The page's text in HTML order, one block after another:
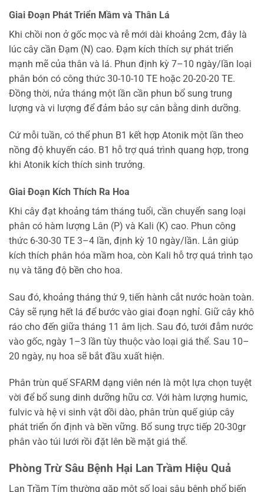
Giai Đoạn Phát Triển Mầm và Thân Lá
Khi chồi non ở gốc mọc và rễ mới dài khoảng 2cm, đây là
lúc cây cần Đạm (N) cao. Đạm kích thích sự phát triển
mạnh mẽ của thân và lá. Phun định kỳ 7–10 ngày/lần loại
phân bón có công thức 30-10-10 TE hoặc 20-20-20 TE.
Đồng thời, nửa tháng một lần cần phun bổ sung trung
lượng và vi lượng để đảm bảo sự cân bằng dinh dưỡng.
Cứ mỗi tuần, có thể phun B1 kết hợp Atonik một lần theo
nồng độ khuyến cáo. B1 hỗ trợ quá trình quang hợp, trong
khi Atonik kích thích sinh trưởng.
Giai Đoạn Kích Thích Ra Hoa
Khi cây đạt khoảng tám tháng tuổi, cần chuyển sang loại
phân có hàm lượng Lân (P) và Kali (K) cao. Phun công
thức 6-30-30 TE 3–4 lần, định kỳ 10 ngày/lần. Lân giúp
kích thích phân hóa mầm hoa, còn Kali hỗ trợ quá trình tạo
nụ và tăng độ bền cho hoa.
Sau đó, khoảng tháng thứ 9, tiến hành cắt nước hoàn toàn.
Cây sẽ rụng hết lá để bước vào giai đoạn nghỉ. Giữ cây khô
ráo cho đến giữa tháng 11 âm lịch. Sau đó, tưới đẫm nước
vào gốc, ngày 1–3 lần tùy thuộc vào loại giá thể. Sau 10–
20 ngày, nụ hoa sẽ bắt đầu xuất hiện.
Phân trùn quế SFARM dạng viên nén là một lựa chọn tuyệt
vời để bổ sung dinh dưỡng hữu cơ. Với hàm lượng humic,
fulvic và hệ vi sinh vật dồi dào, phân trùn quế giúp cây
phát triển ổn định và bền vững. Bổ sung trực tiếp 20-30gr
phân vào túi lưới rồi đặt lên bề mặt giá thể.
Phòng Trừ Sâu Bệnh Hại Lan Trầm Hiệu Quả
Lan Trầm Tím thường gặp một số loại sâu bệnh phổ biến